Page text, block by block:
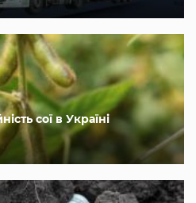
сої в Україні